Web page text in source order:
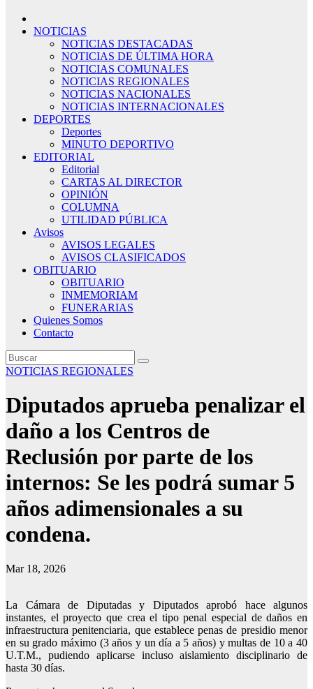
NOTICIAS
NOTICIAS DESTACADAS
NOTICIAS DE ÚLTIMA HORA
NOTICIAS COMUNALES
NOTICIAS REGIONALES
NOTICIAS NACIONALES
NOTICIAS INTERNACIONALES
DEPORTES
Deportes
MINUTO DEPORTIVO
EDITORIAL
Editorial
CARTAS AL DIRECTOR
OPINIÓN
COLUMNA
UTILIDAD PÚBLICA
Avisos
AVISOS LEGALES
AVISOS CLASIFICADOS
OBITUARIO
OBITUARIO
INMEMORIAM
FUNERARIAS
Quienes Somos
Contacto
NOTICIAS REGIONALES
Diputados aprueba penalizar el
daño a los Centros de
Reclusión por parte de los
internos: Se les podrá sumar 5
años adimensionales a su
condena.
Mar 18, 2026
La Cámara de Diputadas y Diputados aprobó hace algunos
instantes, el proyecto que crea el tipo penal especial de daños en
infraestructura penitenciaria, que establece penas de presidio menor
en su grado máximo (3 años y un día a 5 años) y multas de 10 a 40
U.T.M., pudiendo aplicarse incluso aislamiento disciplinario de
hasta 30 días.